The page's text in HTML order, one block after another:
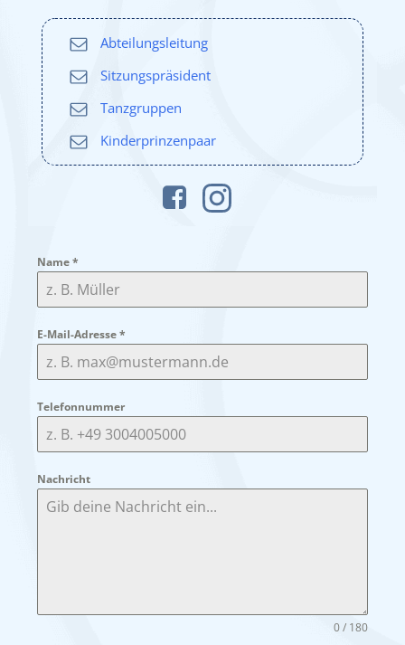
Abteilungsleitung
Sitzungspräsident
Tanzgruppen
Kinderprinzenpaar
Name*
E-Mail-Adresse*
Telefonnummer
Nachricht
0 / 180